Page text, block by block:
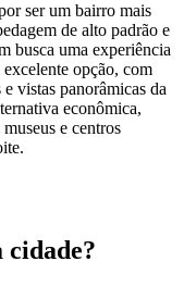
ser um bairro mais
de alto padrão e
busca uma experiência
opção, com
vistas panorâmicas da
econômica,
e centros
cidade?